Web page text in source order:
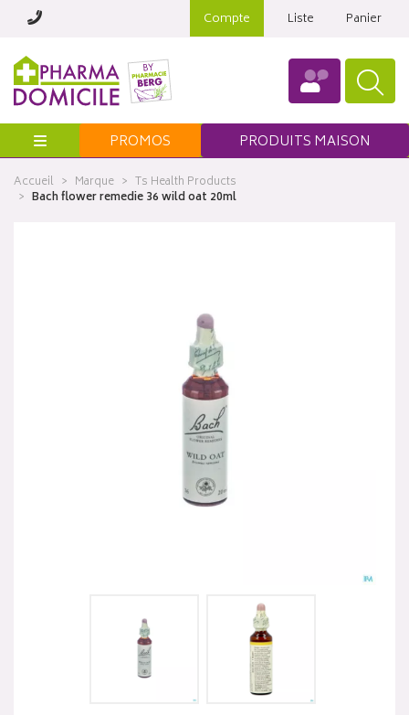
Compte Liste Panier
Menu PROMOS PRODUITS MAISON
Accueil Marque
Ts Health Products
Bach flower remedie 36 wild oat 20ml